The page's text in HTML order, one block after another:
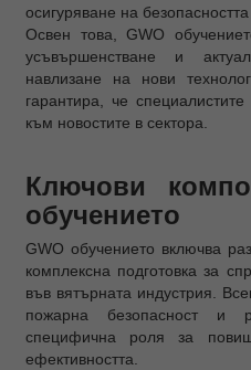
осигуряване на
Освен това, GWO
усъвършенстване и
навлизане на нови
гарантира, че
към новостите в сектора.
Ключови
обучението
GWO обучението включва
комплексна подготовка за
във вятърната индустрия.
пожарна безопасност и
специфична роля за
ефективността.